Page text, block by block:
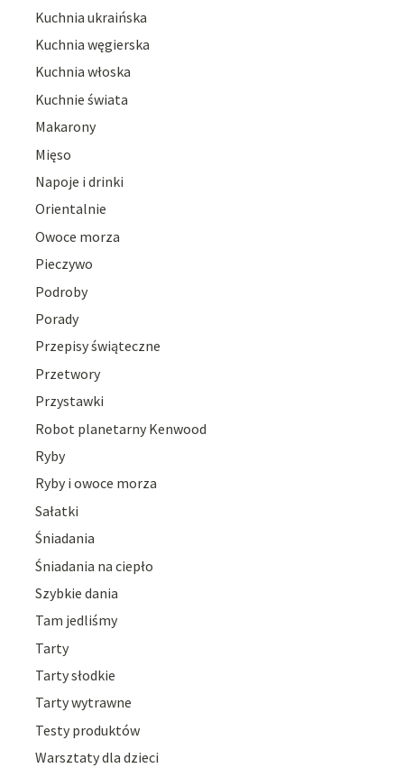
Kuchnia ukraińska
Kuchnia węgierska
Kuchnia włoska
Kuchnie świata
Makarony
Mięso
Napoje i drinki
Orientalnie
Owoce morza
Pieczywo
Podroby
Porady
Przepisy świąteczne
Przetwory
Przystawki
Robot planetarny Kenwood
Ryby
Ryby i owoce morza
Sałatki
Śniadania
Śniadania na ciepło
Szybkie dania
Tam jedliśmy
Tarty
Tarty słodkie
Tarty wytrawne
Testy produktów
Warsztaty dla dzieci